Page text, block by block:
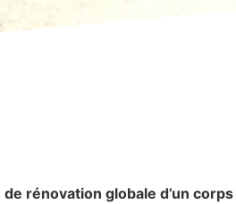
de rénovation globale d’un